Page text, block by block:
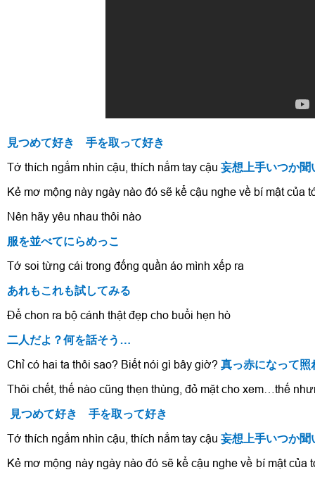
見つめて好き 手を取って好き
Tớ thích ngắm nhìn cậu, thích nắm tay cậu 妄想上手いつか聞
Kẻ mơ mộng này ngày nào đó sẽ kể cậu nghe về bí mật của
Nên hãy yêu nhau thôi nào
服を並べてにらめっこ
Tớ soi từng cái trong đống quần áo mình xếp ra
あれもこれも試してみる
Để chon ra bộ cánh thật đẹp cho buổi hẹn hò
二人だよ？何を話そう…
Chỉ có hai ta thôi sao? Biết nói gì bây giờ? 真っ赤になって照
Thôi chết, thế nào cũng thẹn thùng, đỏ mặt cho xem…thế
見つめて好き 手を取って好き
Tớ thích ngắm nhìn cậu, thích nắm tay cậu 妄想上手いつか聞
Kẻ mơ mộng này ngày nào đó sẽ kể cậu nghe về bí mật của